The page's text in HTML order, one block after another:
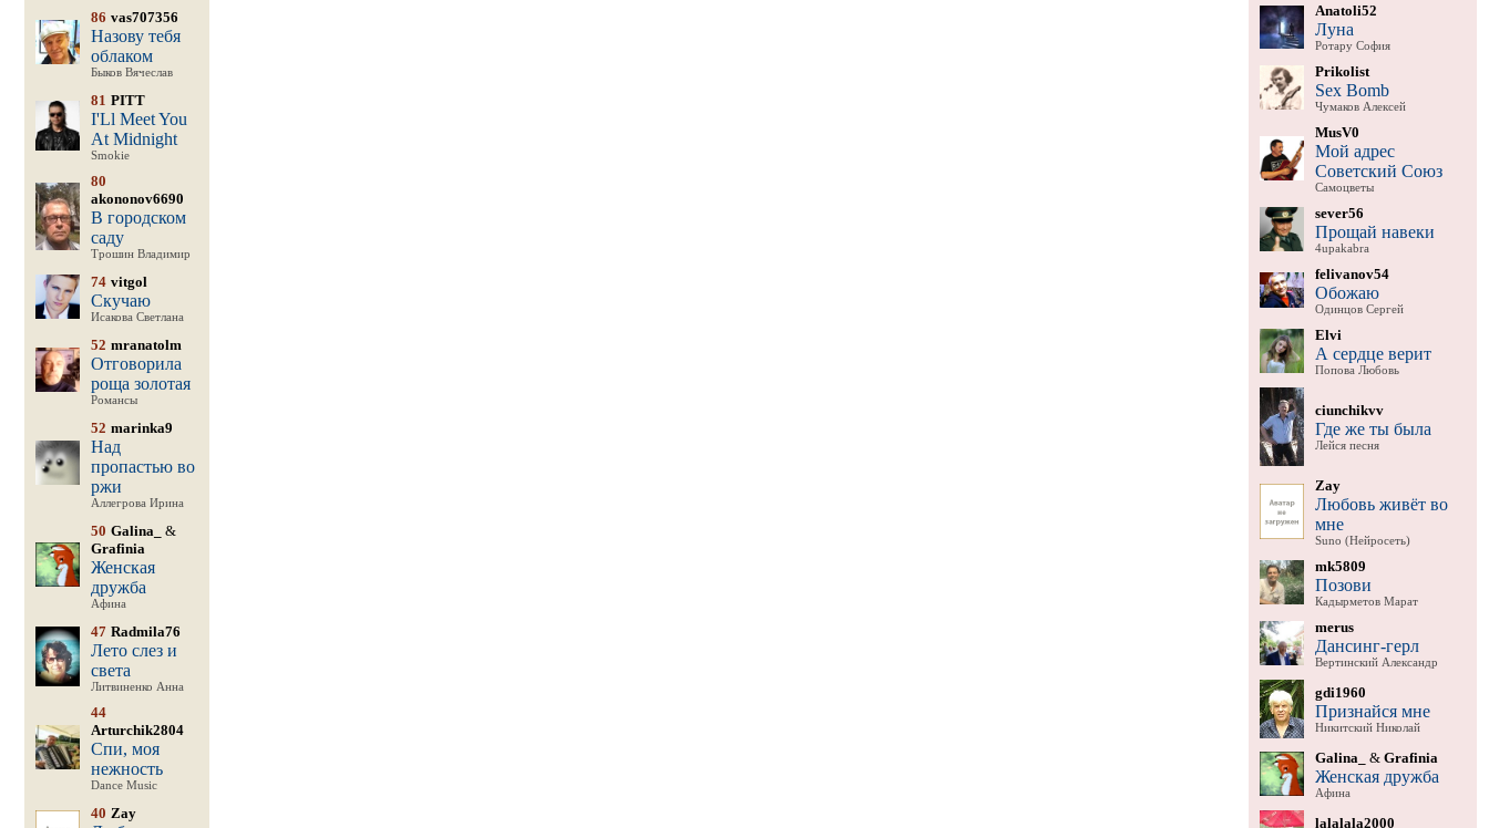
86 vas707356
Назову тебя
облаком
Быков Вячеслав
81 PITT
I'Ll Meet You
At Midnight
Smokie
80
akononov6690
В городском
саду
Трошин Владимир
74 vitgol
Скучаю
Исакова Светлана
52 mranatolm
Отговорила
роща золотая
Романсы
52 marinka9
Над
пропастью во
ржи
Аллегрова Ирина
50 Galina_
&
Grafinia
Женская
дружба
Афина
47 Radmila76
Лето слез и
света
Литвиненко Анна
44
Arturchik2804
Спи, моя
нежность
Dance Music
40 Zay
Anatoli52
Луна
Ротару София
Prikolist
Sex Bomb
Чумаков Алексей
MusV0
Мой адрес
Советский Союз
Самоцветы
sever56
Прощай навеки
4upakabra
felivanov54
Обожаю
Одинцов Сергей
Elvi
А сердце верит
Попова Любовь
ciunchikvv
Где же ты была
Лейся песня
Zay
Любовь живёт во
мне
Suno (Нейросеть)
mk5809
Позови
Кадырметов Марат
merus
Дансинг-герл
Вертинский Александр
gdi1960
Признайся мне
Никитский Николай
Galina_ & Grafinia
Женская дружба
Афина
lalalala2000